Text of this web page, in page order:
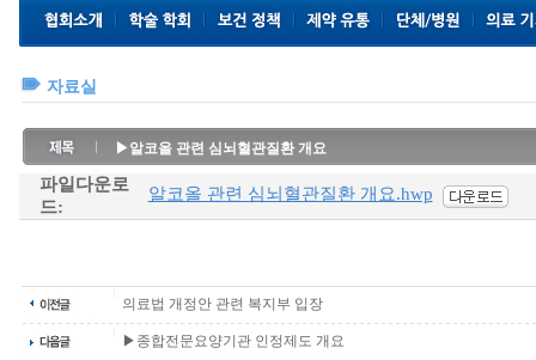
자료실
▶알코올 관련 심뇌혈관질환 개요
파일다운로
드:
알코올 관련 심뇌혈관질환 개요.hwp
의료법 개정안 관련 복지부 입장
▶종합전문요양기관 인정제도 개요